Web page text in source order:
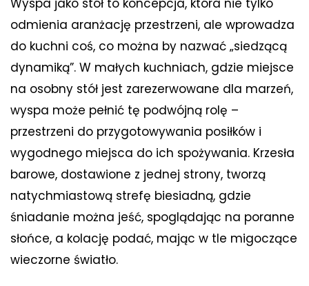
odmienia aranżację przestrzeni, ale wprowadza
do kuchni coś, co można by nazwać „siedzącą
dynamiką”. W małych kuchniach, gdzie miejsce
na osobny stół jest zarezerwowane dla marzeń,
wyspa może pełnić tę podwójną rolę –
przestrzeni do przygotowywania posiłków i
wygodnego miejsca do ich spożywania. Krzesła
barowe, dostawione z jednej strony, tworzą
natychmiastową strefę biesiadną, gdzie
śniadanie można jeść, spoglądając na poranne
słońce, a kolację podać, mając w tle migoczące
wieczorne światło.